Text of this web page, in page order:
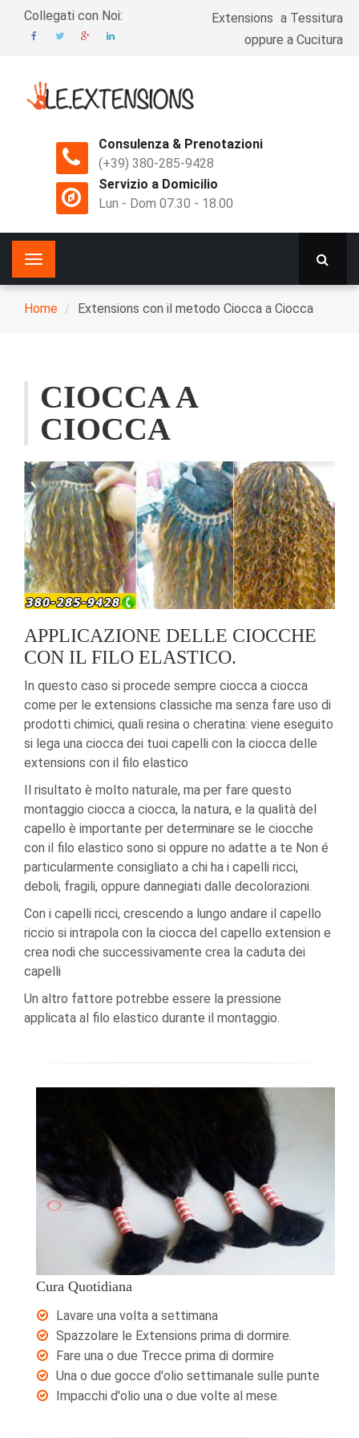
Collegati con Noi: Extensions a Tessitura
oppure a Cucitura
Consulenza & Prenotazioni
(+39) 380-285-9428
Servizio a Domicilio
Lun - Dom 07.30 - 18.00
Main
navigation
Toggle
navigation
Breadcrumb
Home Extensions con il metodo Ciocca a Ciocca
CIOCCA A
CIOCCA
APPLICAZIONE DELLE CIOCCHE
CON IL FILO ELASTICO.
In questo caso si procede sempre ciocca a ciocca
come per le extensions classiche ma senza fare uso di
prodotti chimici, quali resina o cheratina: viene eseguito
si lega una ciocca dei tuoi capelli con la ciocca delle
extensions con il filo elastico
Il risultato è molto naturale, ma per fare questo
montaggio ciocca a ciocca, la natura, e la qualità del
capello è importante per determinare se le ciocche
con il filo elastico sono si oppure no adatte a te Non é
particularmente consigliato a chi ha i capelli ricci,
deboli, fragili, oppure dannegiati dalle decolorazioni.
Con i capelli ricci, crescendo a lungo andare il capello
riccio si intrapola con la ciocca del capello extension e
crea nodi che successivamente crea la caduta dei
capelli
Un altro fattore potrebbe essere la pressione
applicata al filo elastico durante il montaggio.
Cura Quotidiana
Lavare una volta a settimana
Spazzolare le Extensions prima di dormire.
Fare una o due Trecce prima di dormire
Una o due gocce d'olio settimanale sulle punte
Impacchi d'olio una o due volte al mese.